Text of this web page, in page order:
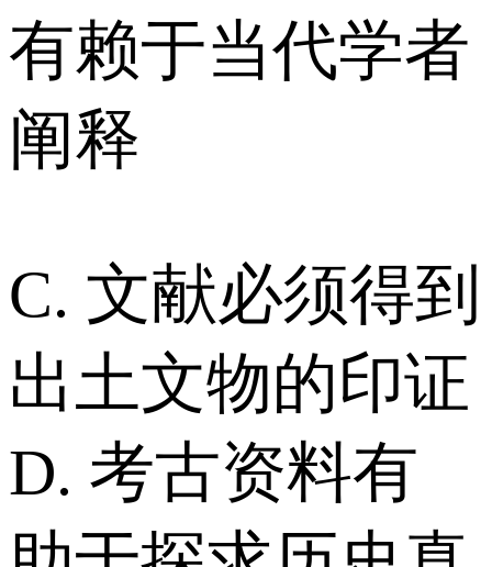
有赖于当代学者
阐释
C. 文献必须得到
出土文物的印证
D. 考古资料有